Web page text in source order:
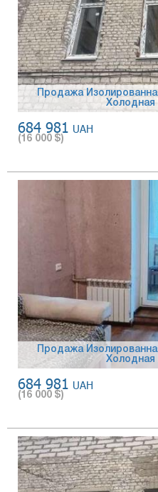
Продажа
Холодная
684 981 UAH
(16 000 $)
Продажа
Холодная
684 981 UAH
(16 000 $)